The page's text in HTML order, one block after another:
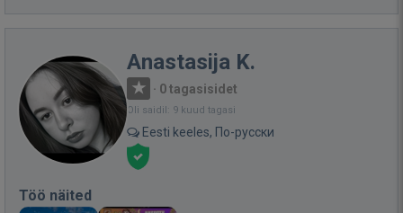
Anastasija K.
· 0 tagasisidet
Oli saidil: 9 kuud tagasi
Eesti keeles, По-русски
Töö näited